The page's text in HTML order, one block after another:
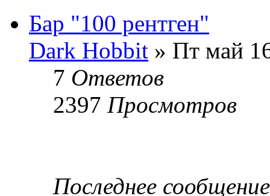
Бар "100 рентген"
Dark Hobbit » Пт май
7 Ответов
2397 Просмотров
Последнее